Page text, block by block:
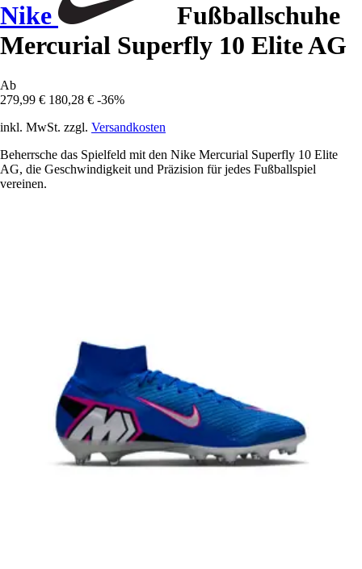
Nike
Fußballschuhe
Mercurial Superfly 10 Elite AG
Ab
279,99 € 180,28 € -36%
inkl. MwSt. zzgl. Versandkosten
Beherrsche das Spielfeld mit den Nike Mercurial Superfly 10 Elite
AG, die Geschwindigkeit und Präzision für jedes Fußballspiel
vereinen.